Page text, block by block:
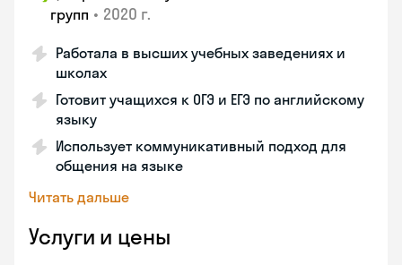
групп • 2020 г.
Работала в высших учебных заведениях и
школах
Готовит учащихся к ОГЭ и ЕГЭ по английскому
языку
Использует коммуникативный подход для
общения на языке
Читать дальше
Услуги и цены